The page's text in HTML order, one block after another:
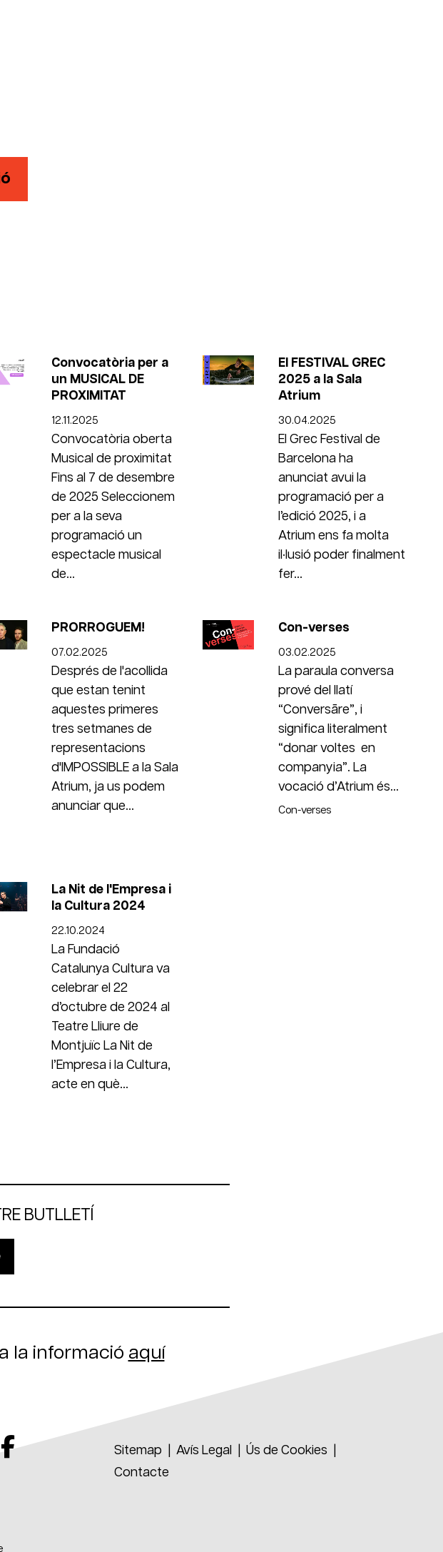
Convocatòria per a
un MUSICAL DE
PROXIMITAT
12.11.2025
Convocatòria oberta
Musical de proximitat
Fins al 7 de desembre
de 2025 Seleccionem
per a la seva
programació un
espectacle musical
de...
El FESTIVAL GREC
2025 a la Sala
Atrium
30.04.2025
El Grec Festival de
Barcelona ha
anunciat avui la
programació per a
l’edició 2025, i a
Atrium ens fa molta
il·lusió poder finalment
fer...
PRORROGUEM!
07.02.2025
Després de l'acollida
que estan tenint
aquestes primeres
tres setmanes de
representacions
d'IMPOSSIBLE a la Sala
Atrium, ja us podem
anunciar que...
Con-verses
03.02.2025
La paraula conversa
prové del llatí
“Conversāre”, i
significa literalment
“donar voltes en
companyia”. La
vocació d’Atrium és...
Con-verses
La Nit de l'Empresa i
la Cultura 2024
22.10.2024
La Fundació
Catalunya Cultura va
celebrar el 22
d’octubre de 2024 al
Teatre Lliure de
Montjuïc La Nit de
l’Empresa i la Cultura,
acte en què...
BUTLLETÍ
la informació aquí
instagram
a twitter
Link a facebook
Sitemap Avís Legal Ús de Cookies
Contacte